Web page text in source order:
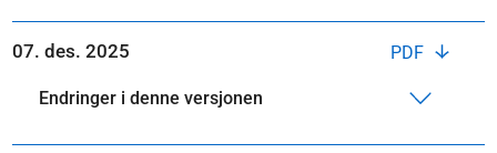
PDF
07. des. 2025
Endringer i denne versjonen